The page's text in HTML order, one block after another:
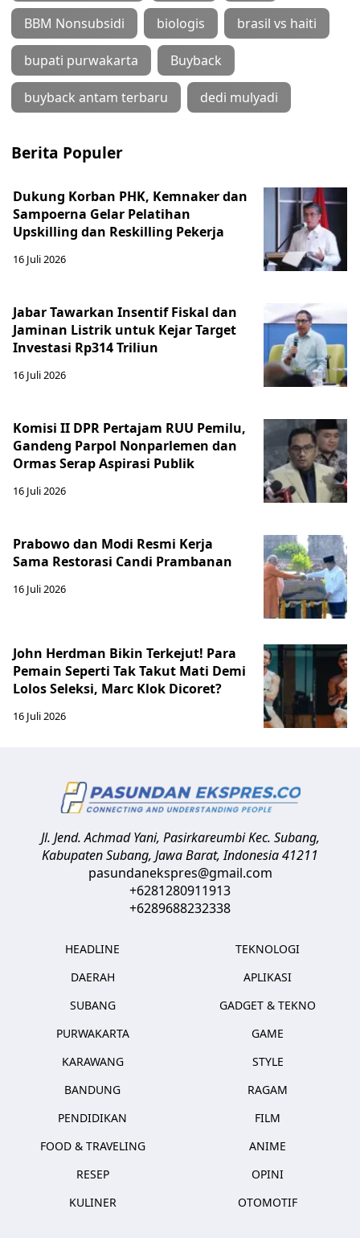
BBM Nonsubsidi biologis brasil vs haiti
bupati purwakarta Buyback
buyback antam terbaru dedi mulyadi
Berita Populer
Dukung Korban PHK, Kemnaker dan
Sampoerna Gelar Pelatihan
Upskilling dan Reskilling Pekerja
16 Juli 2026
Jabar Tawarkan Insentif Fiskal dan
Jaminan Listrik untuk Kejar Target
Investasi Rp314 Triliun
16 Juli 2026
Komisi II DPR Pertajam RUU Pemilu,
Gandeng Parpol Nonparlemen dan
Ormas Serap Aspirasi Publik
16 Juli 2026
Prabowo dan Modi Resmi Kerja
Sama Restorasi Candi Prambanan
16 Juli 2026
John Herdman Bikin Terkejut! Para
Pemain Seperti Tak Takut Mati Demi
Lolos Seleksi, Marc Klok Dicoret?
16 Juli 2026
Jl. Jend. Achmad Yani, Pasirkareumbi Kec. Subang,
Kabupaten Subang, Jawa Barat,Indonesia41211
pasundanekspres@gmail.com
+6281280911913
+6289688232338
HEADLINE
DAERAH
SUBANG
PURWAKARTA
KARAWANG
BANDUNG
PENDIDIKAN
FOOD & TRAVELING
RESEP
KULINER
TEKNOLOGI
APLIKASI
GADGET & TEKNO
GAME
STYLE
RAGAM
FILM
ANIME
OPINI
OTOMOTIF